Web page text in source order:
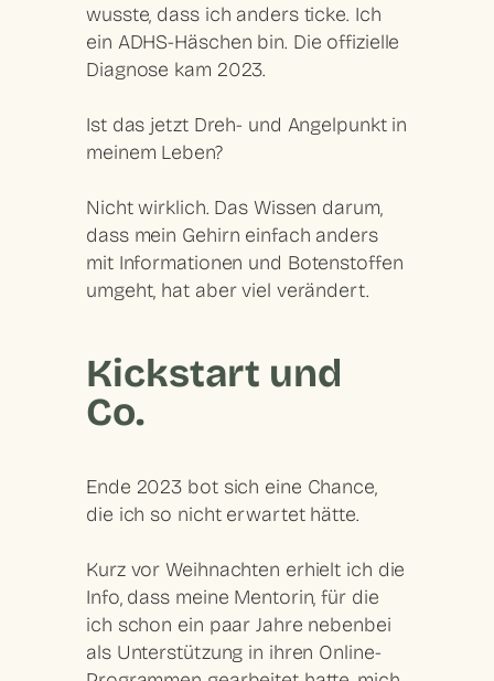
wusste, dass ich anders ticke. Ich
ein ADHS-Häschen bin. Die offizielle
Diagnose kam 2023.
Ist das jetzt Dreh- und Angelpunkt in
meinem Leben?
Nicht wirklich. Das Wissen darum,
dass mein Gehirn einfach anders
mit Informationen und Botenstoffen
umgeht, hat aber viel verändert.
Kickstart und
Co.
Ende 2023 bot sich eine Chance,
die ich so nicht erwartet hätte.
Kurz vor Weihnachten erhielt ich die
Info, dass meine Mentorin, für die
ich schon ein paar Jahre nebenbei
als Unterstützung in ihren Online-